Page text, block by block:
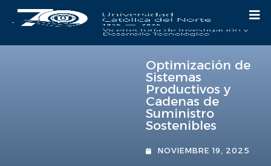
Optimización de
Sistemas
Productivos y
Cadenas de
Suministro
Sostenibles
NOVIEMBRE 19, 2025